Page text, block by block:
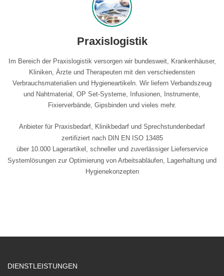
Praxislogistik
Im Bereich der Praxislogistik versorgen wir bundesweit, Krankenhäuser,
Kliniken, Ärzte und Therapeuten mit den verschiedensten
Verbrauchsmaterialien und Hygieneartikeln. Wir liefern Verbandszeug
und Nahtmaterial, OP Set-Systeme, Infusionen, Instrumente,
Fixierverbände, Gipsbinden und vieles mehr.
Anbieter für Praxisbedarf, Klinikbedarf und Sprechstundenbedarf
zertifiziert nach DIN EN ISO 13485
über 10.000 Lagerartikel, schneller und zuverlässiger Lieferservice
Systemlösungen zur Optimierung von Arbeitsabläufen, Lagerhaltung und
Hygienekonzepten
DIENSTLEISTUNGEN